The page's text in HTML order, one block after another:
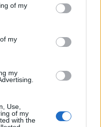
of my
my
my
Use,
of my
with the
che molti di questi
di essere dei
sana dalla
esempio? La
Kraków
Ekstraklasa (la Serie